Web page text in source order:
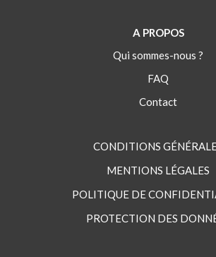
A PROPOS
Qui sommes-nous ?
FAQ
Contact
CONDITIONS
MENTIONS LÉGALES
POLITIQUE DE
PROTECTION DES